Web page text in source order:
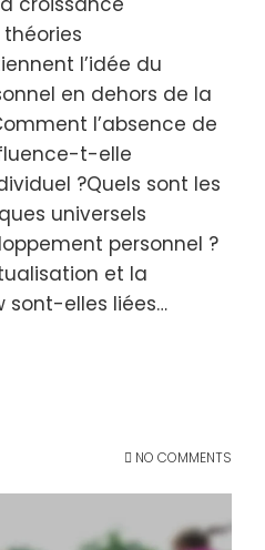
théories
l’idée du
en dehors de la
l’absence de
t-elle
?Quels sont les
universels
personnel ?
et la
sont-elles liées…
NO COMMENTS